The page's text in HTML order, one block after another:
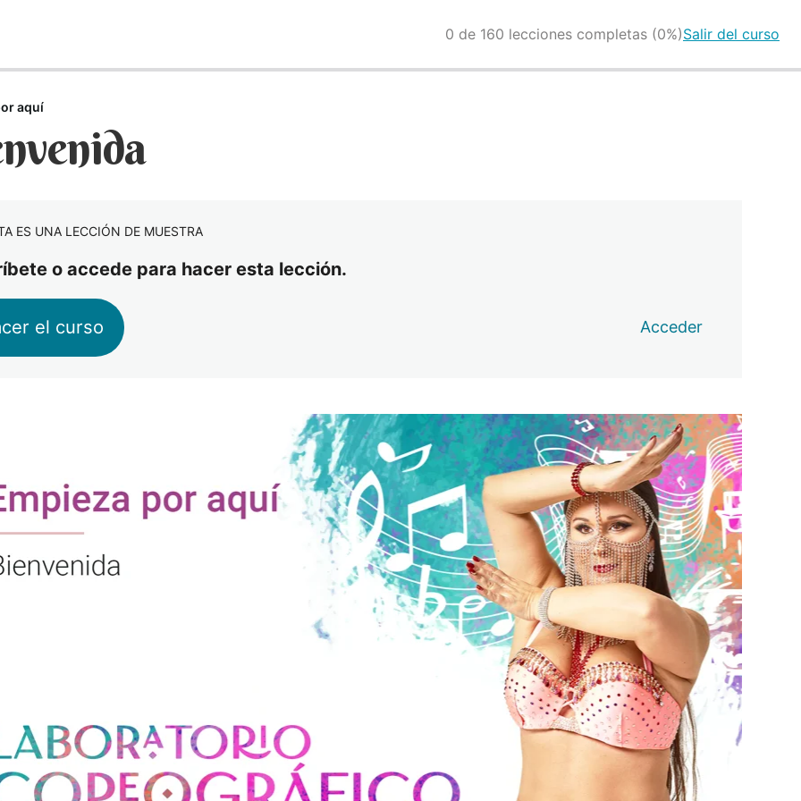
0 de 160 lecciones completas (0%)Salir del curso
aquí
ES UNA LECCIÓN DE MUESTRA
o accede para hacer esta lección.
el curso Acceder